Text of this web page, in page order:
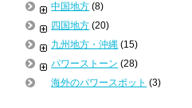
中国地方 (8)
四国地方 (20)
九州地方・沖縄 (15)
パワーストーン (28)
海外のパワースポット (3)